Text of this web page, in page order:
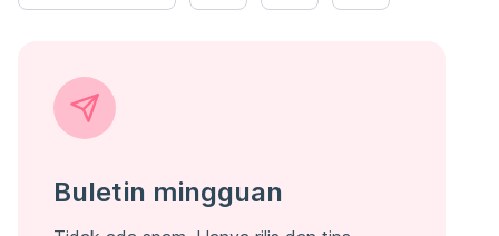
Buletin mingguan